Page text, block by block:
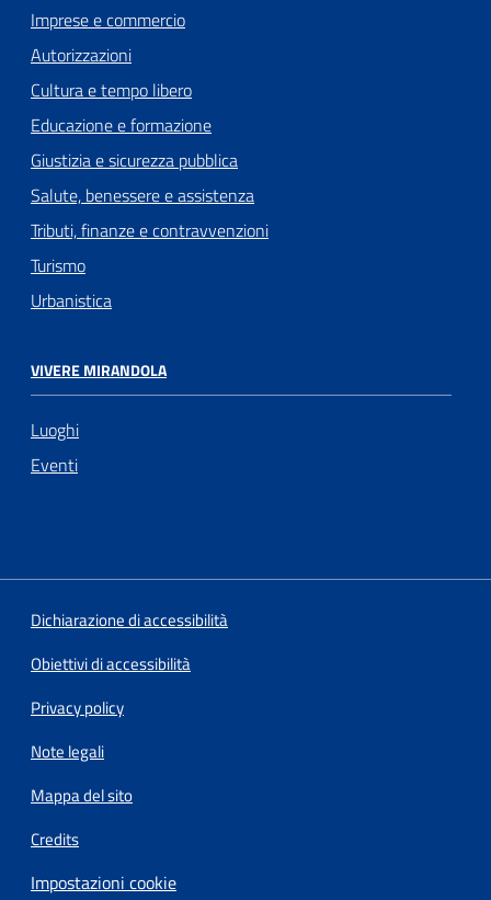
Imprese e commercio
Autorizzazioni
Cultura e tempo libero
Educazione e formazione
Giustizia e sicurezza pubblica
Salute, benessere e assistenza
Tributi, finanze e contravvenzioni
Turismo
Urbanistica
VIVERE MIRANDOLA
Luoghi
Eventi
Dichiarazione di accessibilità
Obiettivi di accessibilità
Privacy policy
Note legali
Mappa del sito
Credits
Impostazioni cookie